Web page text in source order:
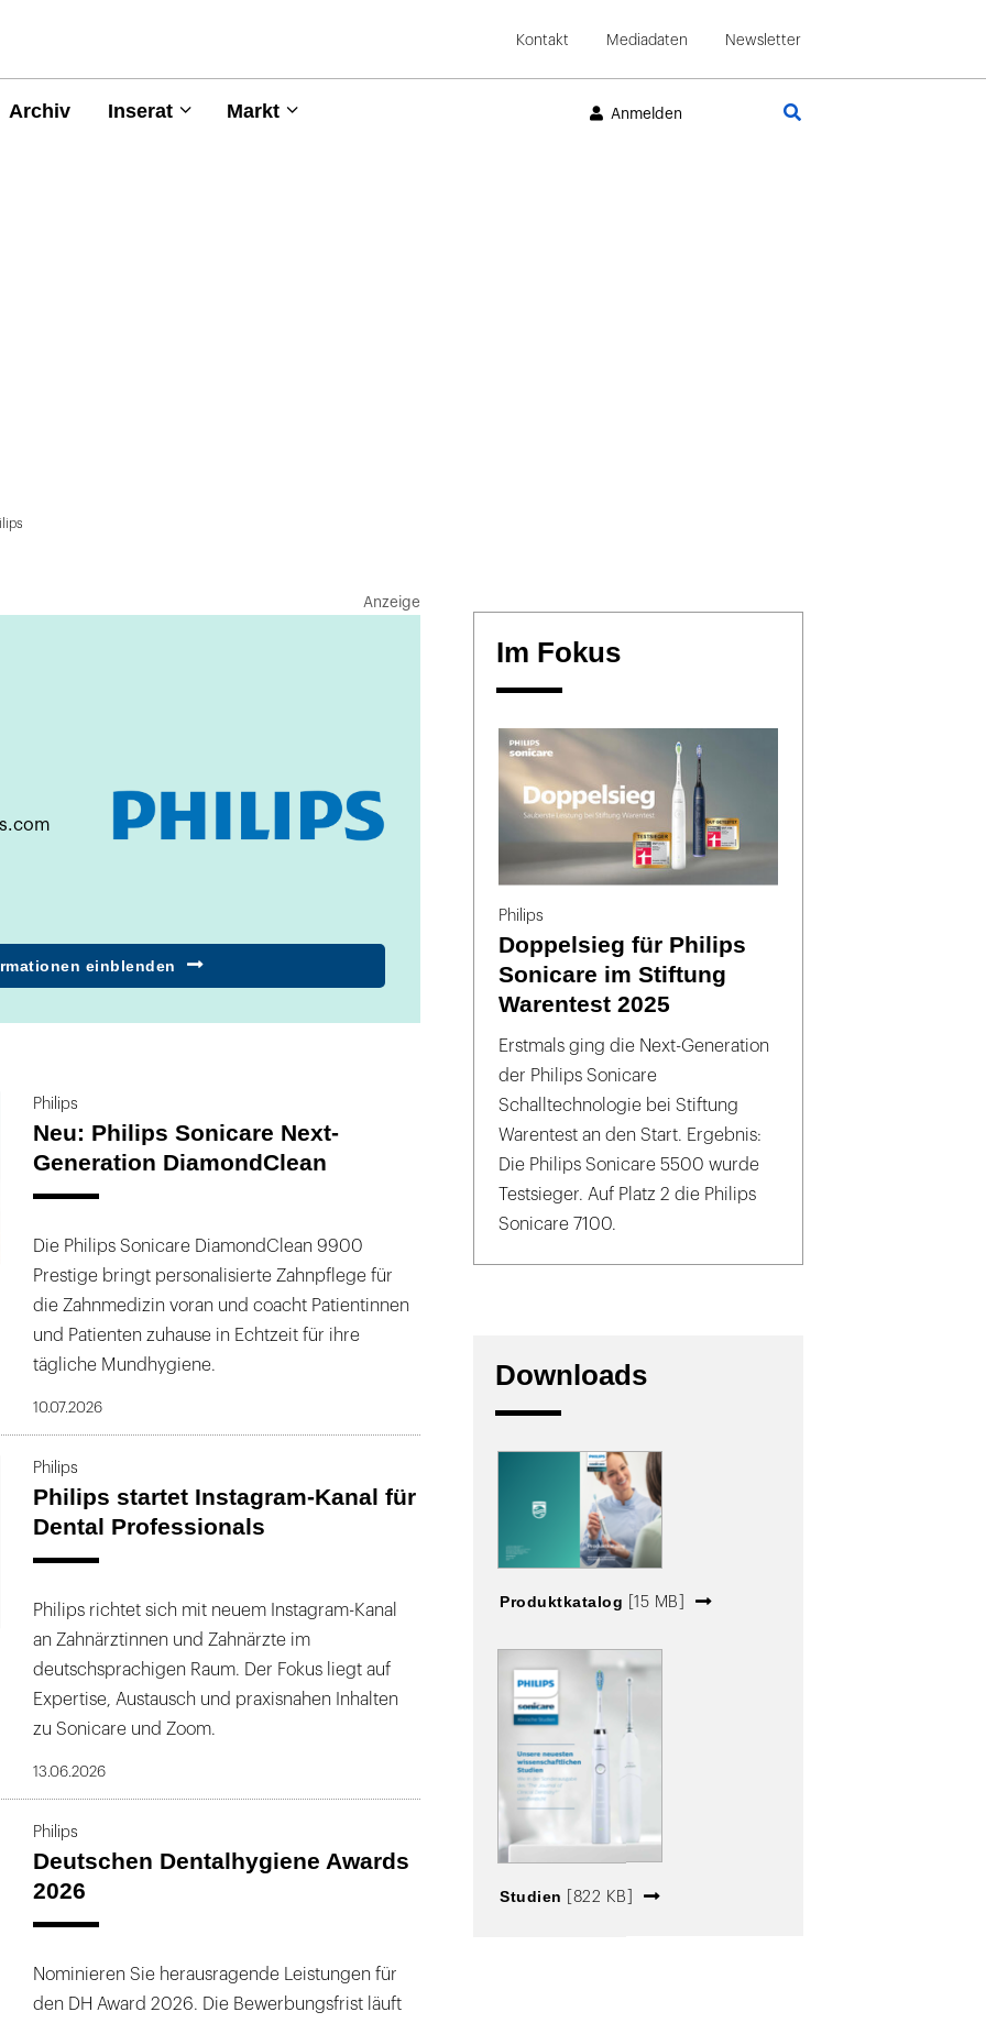
Kontakt Mediadaten Newsletter
Archiv Inserat Markt Anmelden
Anzeige
einblenden
mit Experten entwickeln wir
Marken Philips Sonicare und Philips Zoom!,
und auch in der Praxis stetig weiter
ein frischer Atem sind nicht nur der
sie haben auch einen positiven Einfluss auf
Sonicare sind wir davon überzeugt, dass
eine herausragende Mundgesundheit sind.
Bereich der Gesundheitstechnologie ist es, bis
Menschen zu verbessern. Lassen Sie
das Bestmögliche für die Mundgesundheit
Sie für einen gesunden Mund benötigen –
Produkte wurden von Zahnmedizinern
ermöglichen. Mit mehr als 100 Jahren
können Sie darauf vertrauen, dass Sie mit
Gutes tun. Unsere innovative
mit 62.000 Bewegungen pro Minute.
erzeugt, der bei jedem Putzen die Reinigung
Philips Sonicare ist besonders sanft zum
die Zahnfleischgesundheit.
Philips Zoom! bietet Ihnen die Möglichkeit,
oder in der Praxis mit professionellen
Philips Zoom! WhiteSpeed LED-Lampe
Anwendungszeit deutlich intensiver entfernt
ohne Licht.
Philips
Neu: Philips Sonicare Next-
Generation DiamondClean
Die Philips Sonicare DiamondClean 9900
Prestige bringt personalisierte Zahnpflege für
die Zahnmedizin voran und coacht Patientinnen
und Patienten zuhause in Echtzeit für ihre
tägliche Mundhygiene.
10.07.2026
Philips
Philips startet Instagram-Kanal für
Dental Professionals
Philips richtet sich mit neuem Instagram-Kanal
an Zahnärztinnen und Zahnärzte im
deutschsprachigen Raum. Der Fokus liegt auf
Expertise, Austausch und praxisnahen Inhalten
zu Sonicare und Zoom.
13.06.2026
Philips
Deutschen Dentalhygiene Awards
2026
Nominieren Sie herausragende Leistungen für
den DH Award 2026. Die Bewerbungsfrist läuft
Im Fokus
Philips
Doppelsieg für Philips
Sonicare im Stiftung
Warentest 2025
Erstmals ging die Next-Generation
der Philips Sonicare
Schalltechnologie bei Stiftung
Warentest an den Start. Ergebnis:
Die Philips Sonicare 5500 wurde
Testsieger. Auf Platz 2 die Philips
Sonicare 7100.
Downloads
Produktkatalog [15 MB]
Studien [822 KB]